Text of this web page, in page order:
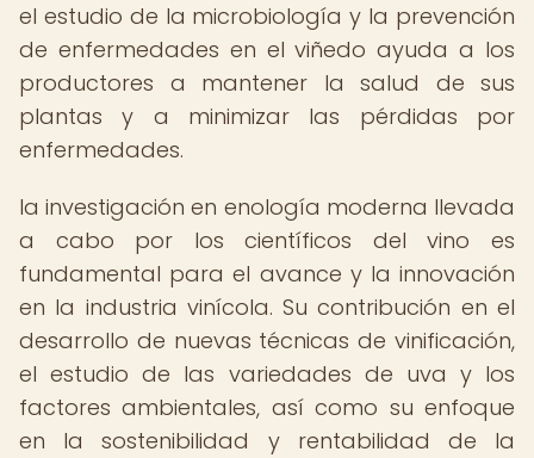
el estudio de la microbiología y la prevención
de enfermedades en el viñedo ayuda a los
productores a mantener la salud de sus
plantas y a minimizar las pérdidas por
enfermedades.
la investigación en enología moderna llevada
a cabo por los científicos del vino es
fundamental para el avance y la innovación
en la industria vinícola. Su contribución en el
desarrollo de nuevas técnicas de vinificación,
el estudio de las variedades de uva y los
factores ambientales, así como su enfoque
en la sostenibilidad y rentabilidad de la